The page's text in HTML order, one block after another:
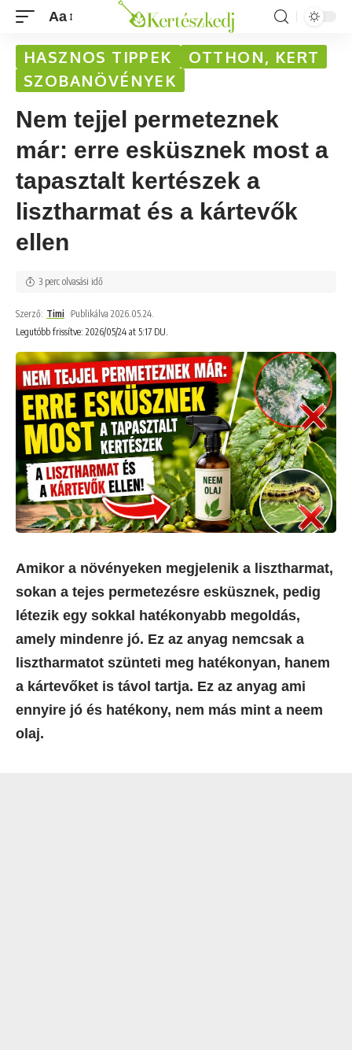
Aa
HASZNOS TIPPEK
OTTHON, KERT
SZOBANÖVÉNYEK
Nem tejjel permeteznek
már: erre esküsznek most a
tapasztalt kertészek a
lisztharmat és a kártevők
ellen
Legutóbb frissítve: 2026/05/24 at 5:17 DU.
Szerző: Timi Publikálva 2026.05.24.
3 perc olvasási idő
Amikor a növényeken megjelenik a lisztharmat,
sokan a tejes permetezésre esküsznek, pedig
létezik egy sokkal hatékonyabb megoldás,
amely mindenre jó. Ez az anyag nemcsak a
lisztharmatot szünteti meg hatékonyan, hanem
a kártevőket is távol tartja. Ez az anyag ami
ennyire jó és hatékony, nem más mint a neem
olaj.